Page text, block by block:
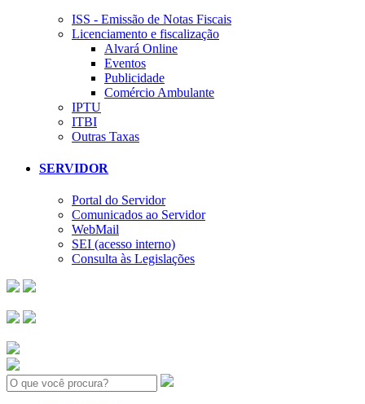
ISS - Emissão de Notas Fiscais
Licenciamento e fiscalização
Alvará Online
Eventos
Publicidade
Comércio Ambulante
IPTU
ITBI
Outras Taxas
SERVIDOR
Portal do Servidor
Comunicados ao Servidor
WebMail
SEI (acesso interno)
Consulta às Legislações
Search: